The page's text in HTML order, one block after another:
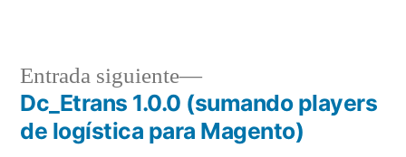
Navegación
Entrada siguiente
Entrada
siguiente:
Dc_Etrans 1.0.0 (sumando players
de logística para Magento)